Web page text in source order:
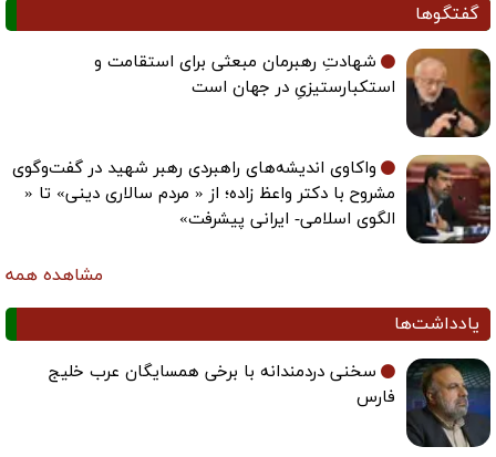
گفتگوها
شهادتِ رهبرمان مبعثی برای استقامت و
استکبارستیزیِ در جهان است
واکاوی اندیشه‌های راهبردی رهبر شهید در گفت‌وگوی
مشروح با دکتر واعظ زاده؛ از « مردم سالاری دینی» تا «
الگوی اسلامی- ایرانی پیشرفت»
مشاهده همه
یادداشت‌ها
سخنی دردمندانه با برخی همسایگان عرب خلیج
فارس